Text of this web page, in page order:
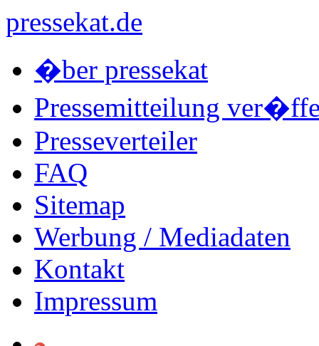
pressekat.de
�ber pressekat
Pressemitteilung
Presseverteiler
FAQ
Sitemap
Werbung / Mediadaten
Kontakt
Impressum